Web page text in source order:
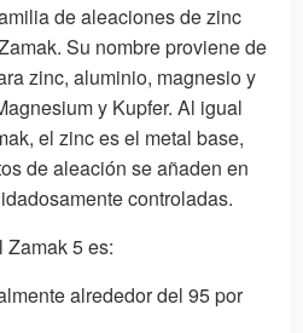
de aleaciones de zinc
Su nombre proviene de
zinc, aluminio, magnesio y
y Kupfer. Al igual
el zinc es el metal base,
de aleación se añaden en
controladas.
5 es:
alrededor del 95 por